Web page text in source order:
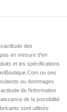
des
en mesure d'en
et les spécifications
ou ses
ou dommages
de l'information
de la possibilité
sont utilisés